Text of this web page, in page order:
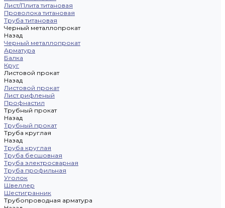
Лист/Плита титановая
Проволока титановая
Труба титановая
Черный металлопрокат
Назад
Черный металлопрокат
Арматура
Балка
Круг
Листовой прокат
Назад
Листовой прокат
Лист рифленый
Профнастил
Трубный прокат
Назад
Трубный прокат
Труба круглая
Назад
Труба круглая
Труба бесшовная
Труба электросварная
Труба профильная
Уголок
Швеллер
Шестигранник
Трубопроводная арматура